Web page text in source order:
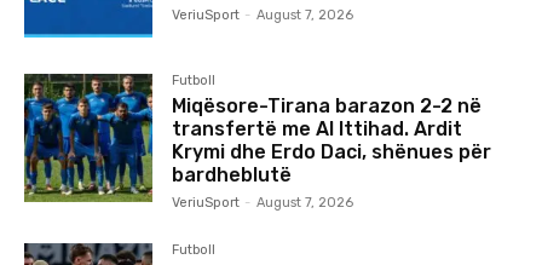
VeriuSport - August 7, 2026
Futboll
Miqësore-Tirana barazon 2-2 në
transfertë me Al Ittihad. Ardit
Krymi dhe Erdo Daci, shënues për
bardheblutë
VeriuSport - August 7, 2026
Futboll